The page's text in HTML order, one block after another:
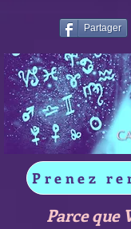
Partager
Prenez
Parce que